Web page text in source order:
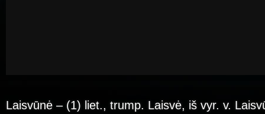
Laisvūnė – (1) liet., trump. Laisvė, iš vyr. v.